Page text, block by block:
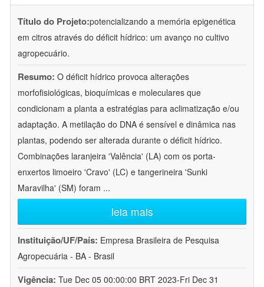
Título do Projeto:potencializando a memória epigenética
em citros através do déficit hídrico: um avanço no cultivo
agropecuário.
Resumo: O déficit hídrico provoca alterações
morfofisiológicas, bioquímicas e moleculares que
condicionam a planta a estratégias para aclimatização e/ou
adaptação. A metilação do DNA é sensível e dinâmica nas
plantas, podendo ser alterada durante o déficit hídrico.
Combinações laranjeira 'Valência' (LA) com os porta-
enxertos limoeiro 'Cravo' (LC) e tangerineira 'Sunki
Maravilha' (SM) foram ...
leia mais
Instituição/UF/País: Empresa Brasileira de Pesquisa
Agropecuária - BA - Brasil
Vigência: Tue Dec 05 00:00:00 BRT 2023-Fri Dec 31